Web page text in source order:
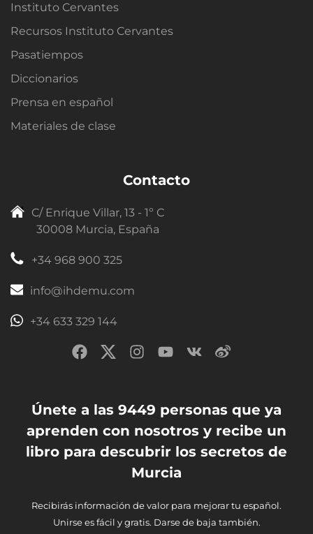
Instituto Cervantes
Recursos Instituto Cervantes
Pasatiempos
Diccionarios
Prensa en español
Materiales de clase
Contacto
C/ Enrique Villar, 13 - 1º C
30008 Murcia, España
+34 968 900 325
info@ihdemu.com
+34 633 329 144
Únete a las 9449 personas que ya
aprenden con nosotros y recibe un
libro para descubrir los secretos de
Murcia
Recibirás información de valor para mejorar tu español.
Unirse es fácil y gratis. Darse de baja también.